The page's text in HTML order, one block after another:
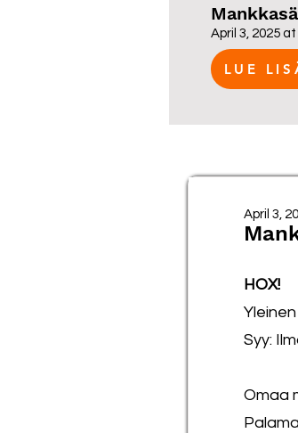
April 3, 2025 at
LUE
April 3,
HOX!
Syy:
Omaa